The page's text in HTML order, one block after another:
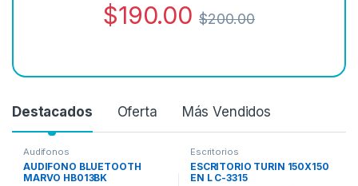
$190.00 $200.00
Destacados Oferta Más Vendidos
Audifonos
AUDIFONO BLUETOOTH
MARVO HB013BK
Escritorios
ESCRITORIO TURIN 150X150
EN L C-3315